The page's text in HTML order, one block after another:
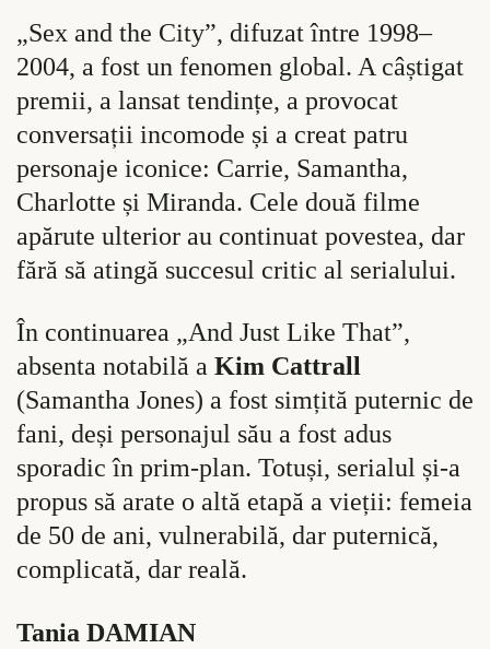
„Sex and the City”, difuzat între 1998–
2004, a fost un fenomen global. A câștigat
premii, a lansat tendințe, a provocat
conversații incomode și a creat patru
personaje iconice: Carrie, Samantha,
Charlotte și Miranda. Cele două filme
apărute ulterior au continuat povestea, dar
fără să atingă succesul critic al serialului.
În continuarea „And Just Like That”,
absenta notabilă a Kim Cattrall
(Samantha Jones) a fost simțită puternic de
fani, deși personajul său a fost adus
sporadic în prim-plan. Totuși, serialul și-a
propus să arate o altă etapă a vieții: femeia
de 50 de ani, vulnerabilă, dar puternică,
complicată, dar reală.
Tania DAMIAN